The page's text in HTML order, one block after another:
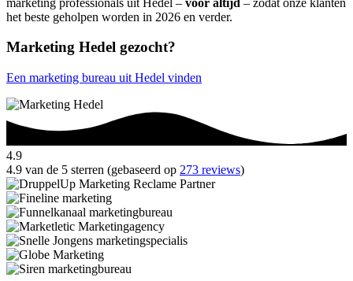
het beste geholpen worden in 2026 en verder.
Marketing Hedel gezocht?
Een marketing bureau uit Hedel vinden
4.9
4.9 van de 5 sterren (gebaseerd op 273 reviews)